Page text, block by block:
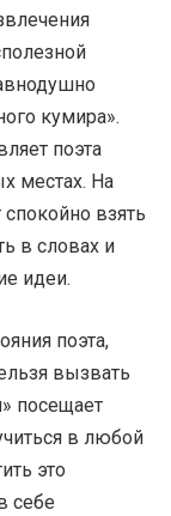
кумира».
поэта
местах. На
взять
в словах и
идеи.
поэта,
вызвать
посещает
в любой
это
себе